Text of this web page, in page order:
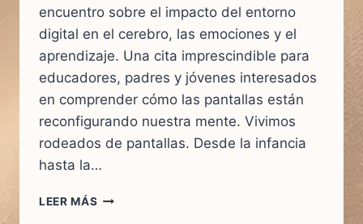
encuentro sobre el impacto del entorno
digital en el cerebro, las emociones y el
aprendizaje. Una cita imprescindible para
educadores, padres y jóvenes interesados
en comprender cómo las pantallas están
reconfigurando nuestra mente. Vivimos
rodeados de pantallas. Desde la infancia
hasta la…
LEER MÁS CEREBROS